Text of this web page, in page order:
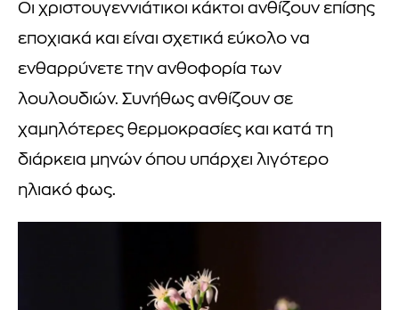
Οι χριστουγεννιάτικοι κάκτοι ανθίζουν επίσης
εποχιακά και είναι σχετικά εύκολο να
ενθαρρύνετε την ανθοφορία των
λουλουδιών. Συνήθως ανθίζουν σε
χαμηλότερες θερμοκρασίες και κατά τη
διάρκεια μηνών όπου υπάρχει λιγότερο
ηλιακό φως.